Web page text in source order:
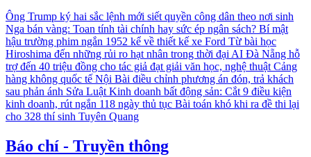
Ông Trump ký hai sắc lệnh mới siết quyền công dân theo nơi sinh
Nga bán vàng: Toan tính tài chính hay sức ép ngân sách? Bí mật
hậu trường phim ngắn 1952 kể về thiết kế xe Ford Từ bài học
Hiroshima đến những rủi ro hạt nhân trong thời đại AI Đà Nẵng hỗ
trợ đến 40 triệu đồng cho tác giả đạt giải văn học, nghệ thuậtCảng
hàng không quốc tế Nội Bài điều chỉnh phương án đón, trả khách
sau phản ánh Sửa Luật Kinh doanh bất động sản: Cắt 9 điều kiện
kinh doanh, rút ngắn 118 ngày thủ tục Bài toán khó khi ra đề thi lại
cho 328 thí sinh Tuyên Quang
Báo chí - Truyền thông